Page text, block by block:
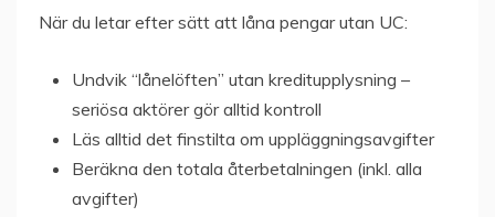
När du letar efter sätt att låna pengar utan UC:
Undvik “lånelöften” utan kreditupplysning –
seriösa aktörer gör alltid kontroll
Läs alltid det finstilta om uppläggningsavgifter
Beräkna den totala återbetalningen (inkl. alla
avgifter)